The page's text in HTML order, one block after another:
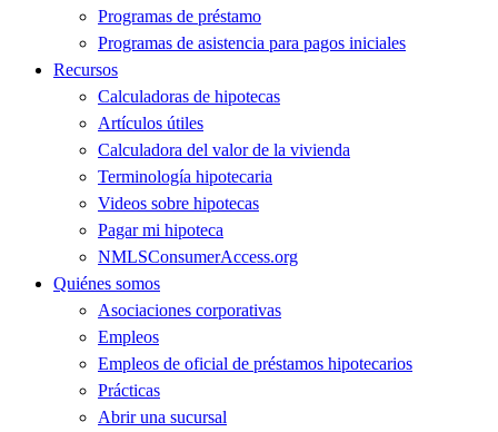
Programas de préstamo
Programas de asistencia para pagos iniciales
Recursos
Calculadoras de hipotecas
Artículos útiles
Calculadora del valor de la vivienda
Terminología hipotecaria
Videos sobre hipotecas
Pagar mi hipoteca
NMLSConsumerAccess.org
Quiénes somos
Asociaciones corporativas
Empleos
Empleos de oficial de préstamos hipotecarios
Prácticas
Abrir una sucursal